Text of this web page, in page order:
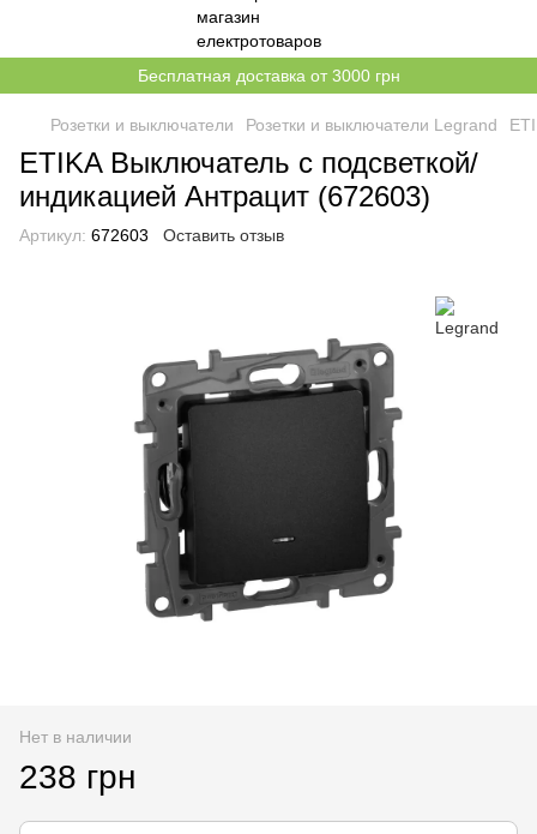
Бесплатная доставка от 3000 грн
Розетки и выключатели Розетки и выключатели Legrand
ETIKA Выключатель с подсветкой/
индикацией Антрацит (672603)
Артикул: 672603 Оставить отзыв
Нет в наличии
238 грн